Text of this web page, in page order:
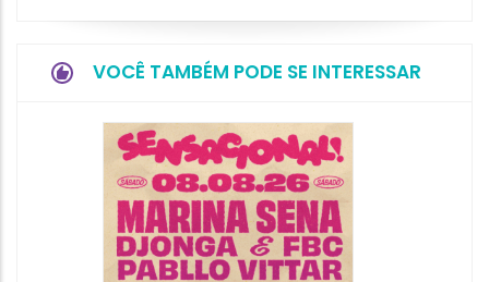
VOCÊ TAMBÉM PODE SE INTERESSAR